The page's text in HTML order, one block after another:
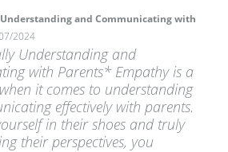
and Communicating with
2024
Understanding and
with Parents* Empathy is a
it comes to understanding
effectively with parents.
in their shoes and truly
their perspectives, you